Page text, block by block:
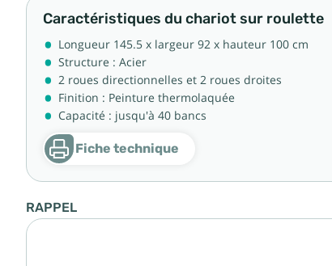
Caractéristiques du chariot sur roulette
Longueur 145.5 x largeur 92 x hauteur 100 cm
Structure : Acier
2 roues directionnelles et 2 roues droites
Finition : Peinture thermolaquée
Capacité : jusqu'à 40 bancs
Fiche technique
RAPPEL